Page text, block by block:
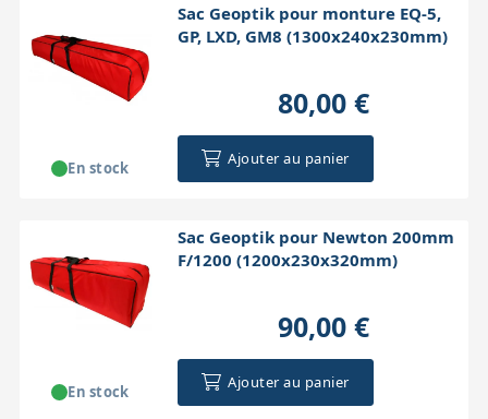
Sac Geoptik pour monture EQ-5,
GP, LXD, GM8 (1300x240x230mm)
80,00 €
Ajouter au panier
En stock
Sac Geoptik pour Newton 200mm
F/1200 (1200x230x320mm)
90,00 €
Ajouter au panier
En stock